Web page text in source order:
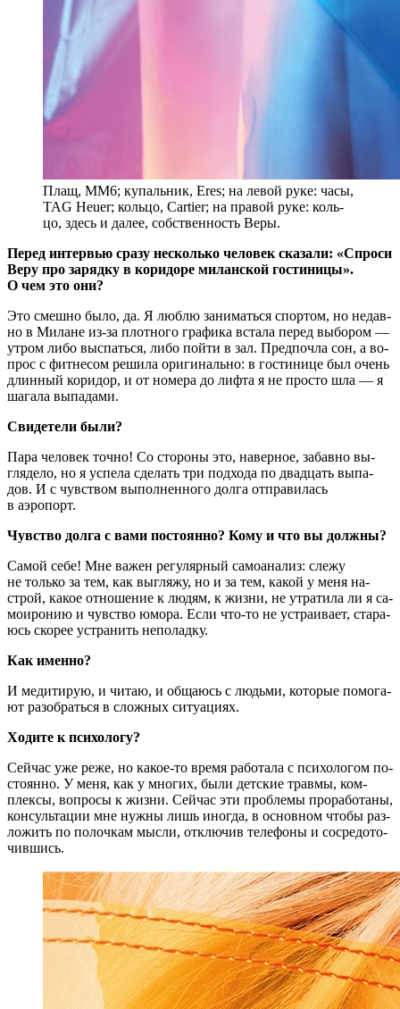
Плащ, MM6; ку­паль­ник, Eres; на ле­вой ру­ке: ча­сы,
TAG Heuer; коль­цо, Cartier; на пра­вой ру­ке: коль­
цо, здесь и да­лее, соб­ствен­ность Веры.
Пе­ред ин­тер­вью сра­зу не­сколь­ко че­ло­век ска­за­ли: «Спро­си
Ве­ру про за­ряд­ку в ко­ри­до­ре ми­лан­ской го­сти­ни­цы».
О чем это они?
Это смеш­но бы­ло, да. Я люб­лю за­ни­мать­ся спор­том, но не­дав­
но в Ми­ла­не из-за плот­но­го гра­фи­ка вста­ла пе­ред вы­бо­ром —
утром ли­бо вы­спать­ся, ли­бо пой­ти в зал. Пред­по­чла сон, а во­
прос с фит­не­сом ре­ши­ла ори­ги­наль­но: в го­сти­ни­це был очень
длин­ный ко­ри­дор, и от но­ме­ра до лиф­та я не про­сто шла — я
ша­га­ла выпадами.
Сви­де­те­ли были?
Па­ра че­ло­век точ­но! Со сто­ро­ны это, на­вер­ное, за­бав­но вы­
гля­де­ло, но я успе­ла сде­лать три под­хо­да по два­дцать вы­па­
дов. И с чув­ством вы­пол­нен­но­го дол­га от­пра­ви­лась
в аэропорт.
Чув­ство дол­га с ва­ми по­сто­ян­но? Ко­му и что вы должны?
Са­мой се­бе! Мне ва­жен ре­гу­ляр­ный са­мо­ана­лиз: сле­жу
не толь­ко за тем, как вы­гля­жу, но и за тем, ка­кой у ме­ня на­
строй, ка­кое от­но­ше­ние к лю­дям, к жиз­ни, не утра­ти­ла ли я са­
мо­иро­нию и чув­ство юмо­ра. Ес­ли что-то не устра­и­ва­ет, ста­ра­
юсь ско­рее устра­нить не­поладку.
Как именно?
И ме­ди­ти­рую, и чи­таю, и об­ща­юсь с людь­ми, ко­то­рые по­мо­га­
ют разо­брать­ся в слож­ных си­туациях.
Хо­ди­те к психологу?
Сей­час уже ре­же, но ка­кое‑то вре­мя ра­бо­та­ла с пси­хо­ло­гом по­
сто­ян­но. У ме­ня, как у мно­гих, бы­ли дет­ские трав­мы, ком­
плек­сы, во­про­сы к жиз­ни. Сей­час эти про­бле­мы про­ра­бо­та­ны,
кон­суль­та­ции мне нуж­ны лишь ино­гда, в ос­нов­ном что­бы раз­
ло­жить по по­лоч­кам мыс­ли, от­клю­чив те­ле­фо­ны и со­сре­до­то­
чившись.